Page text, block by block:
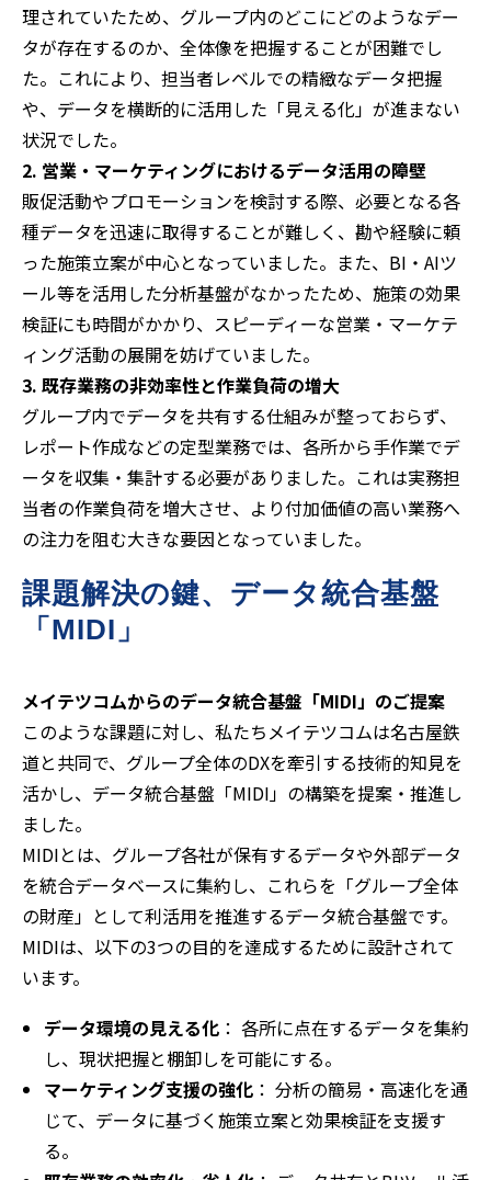
理されていたため、グループ内のどこにどのようなデー
タが存在するのか、全体像を把握することが困難でし
た。これにより、担当者レベルでの精緻なデータ把握
や、データを横断的に活用した「見える化」が進まない
状況でした。
2. 営業・マーケティングにおけるデータ活用の障壁
販促活動やプロモーションを検討する際、必要となる各
種データを迅速に取得することが難しく、勘や経験に頼
った施策立案が中心となっていました。また、BI・AIツ
ール等を活用した分析基盤がなかったため、施策の効果
検証にも時間がかかり、スピーディーな営業・マーケテ
ィング活動の展開を妨げていました。
3. 既存業務の非効率性と作業負荷の増大
グループ内でデータを共有する仕組みが整っておらず、
レポート作成などの定型業務では、各所から手作業でデ
ータを収集・集計する必要がありました。これは実務担
当者の作業負荷を増大させ、より付加価値の高い業務へ
の注力を阻む大きな要因となっていました。
課題解決の鍵、データ統合基盤
「MIDI」
メイテツコムからのデータ統合基盤「MIDI」のご提案
このような課題に対し、私たちメイテツコムは名古屋鉄
道と共同で、グループ全体のDXを牽引する技術的知見を
活かし、データ統合基盤「MIDI」の構築を提案・推進し
ました。
MIDIとは、グループ各社が保有するデータや外部データ
を統合データベースに集約し、これらを「グループ全体
の財産」として利活用を推進するデータ統合基盤です。
MIDIは、以下の3つの目的を達成するために設計されて
います。
データ環境の見える化 ： 各所に点在するデータを集約
し、現状把握と棚卸しを可能にする。
マーケティング支援の強化 ： 分析の簡易・高速化を通
じて、データに基づく施策立案と効果検証を支援す
る。